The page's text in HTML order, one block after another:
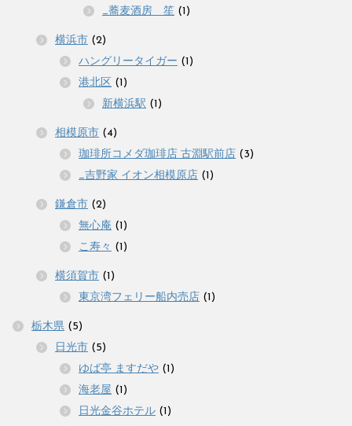
_蕎麦酒房 笙 (1)
横浜市 (2)
ハングリータイガー (1)
港北区 (1)
新横浜駅 (1)
相模原市 (4)
珈琲所コメダ珈琲店 古淵駅前店 (3)
_吉野家 イオン相模原店 (1)
鎌倉市 (2)
無心庵 (1)
こ寿々 (1)
横須賀市 (1)
東京湾フェリー船内売店 (1)
栃木県 (5)
日光市 (5)
ゆば亭 ますだや (1)
海老屋 (1)
日光金谷ホテル (1)